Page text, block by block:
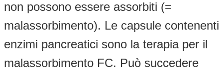
non possono essere assorbiti (=
malassorbimento). Le capsule contenenti
enzimi pancreatici sono la terapia per il
malassorbimento FC. Può succedere